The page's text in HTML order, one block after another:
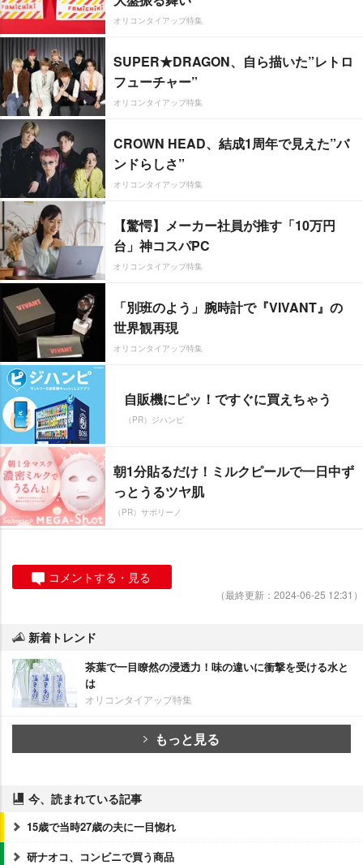
オリコンタイアップ特集
SUPER★DRAGON、自ら描いた”レトロ
フューチャー”
オリコンタイアップ特集
CROWN HEAD、結成1周年で見えた”バ
ンドらしさ”
オリコンタイアップ特集
【驚愕】メーカー社員が推す「10万円
台」神コスパPC
オリコンタイアップ特集
「別班のよう」腕時計で『VIVANT』の
世界観再現
オリコンタイアップ特集
自販機にピッ！ですぐに買えちゃう
（PR）ジハンピ
朝1分貼るだけ！ミルクピールで一日中ず
っとうるツヤ肌
（PR）サボリーノ
コメントする・見る
（最終更新：2024-06-25 12:31）
新着トレンド
茶葉で一目瞭然の浸透力！味の違いに衝撃を受ける水と
は
オリコンタイアップ特集
もっと見る
今、読まれている記事
15歳で当時27歳の夫に一目惚れ
研ナオコ、コンビニで買う商品